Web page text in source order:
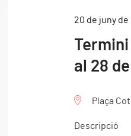
20 de juny de
al 28
Plaça
Descripció